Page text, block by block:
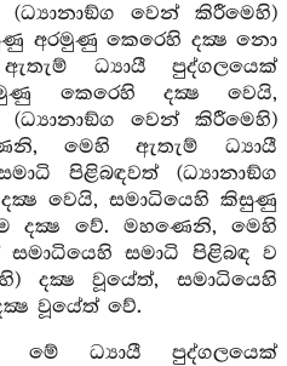
(ධ්‍යානාඞ්ග වෙන් කිරීමෙහි)
අරමුණු කෙරෙහි දක්‍ෂ නො
ධ්‍යායී පුද්ගලයෙක්
කෙරෙහි දක්‍ෂ වෙයි,
(ධ්‍යානාඞ්ග වෙන් කිරීමෙහි)
මෙහි ඇතැම් ධ්‍යායී
පිළිබඳවත් (ධ්‍යානාඞ්ග
වෙයි, සමාධියෙහි කිසුණු
දක්‍ෂ වේ. මහණෙනි, මෙහි
සමාධි පිළිබඳ ව
දක්‍ෂ වූයේත්, සමාධියෙහි
වූයේත් වේ.
ධ්‍යායී පුද්ගලයෙක්